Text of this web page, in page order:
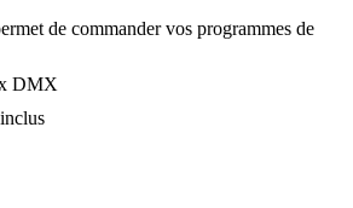
de commander vos programmes de
DMX